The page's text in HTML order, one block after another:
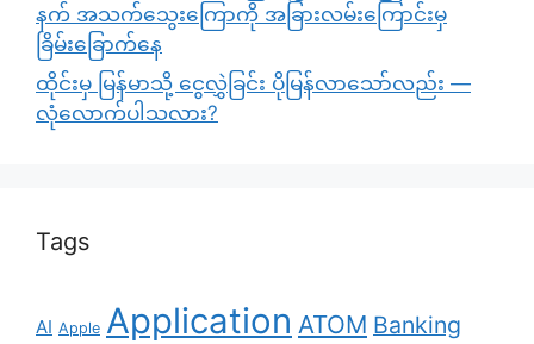
နက် အသက်သွေးကြောကို အခြားလမ်းကြောင်းမှ
ခြိမ်းခြောက်နေ
ထိုင်းမှ မြန်မာသို့ ငွေလွှဲခြင်း ပိုမြန်လာသော်လည်း —
လုံလောက်ပါသလား?
Tags
AI Apple Application ATOM Banking